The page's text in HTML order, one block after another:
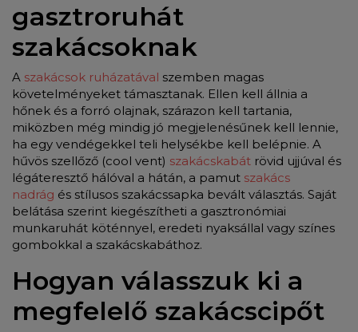
gasztroruhát
szakácsoknak
A szakácsok ruházatával szemben magas
követelményeket támasztanak. Ellen kell állnia a
hőnek és a forró olajnak, szárazon kell tartania,
miközben még mindig jó megjelenésűnek kell lennie,
ha egy vendégekkel teli helysékbe kell belépnie. A
hűvös szellőző (cool vent) szakácskabát rövid ujjúval és
légáteresztő hálóval a hátán, a pamut szakács
nadrág és stílusos szakácssapka bevált választás. Saját
belátása szerint kiegészítheti a gasztronómiai
munkaruhát köténnyel, eredeti nyaksállal vagy színes
gombokkal a szakácskabáthoz.
Hogyan válasszuk ki a
megfelelő szakácscipőt